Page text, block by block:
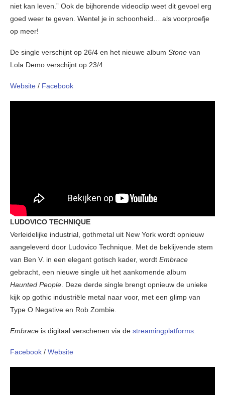
niet kan leven.” Ook de bijhorende videoclip weet dit gevoel erg
goed weer te geven. Wentel je in schoonheid… als voorproefje
op meer!
De single verschijnt op 26/4 en het nieuwe album Stone van
Lola Demo verschijnt op 23/4.
Website / Facebook
LUDOVICO TECHNIQUE
Verleidelijke industrial, gothmetal uit New York wordt opnieuw
aangeleverd door Ludovico Technique. Met de beklijvende stem
van Ben V. in een elegant gotisch kader, wordt Embrace
gebracht, een nieuwe single uit het aankomende album
Haunted People. Deze derde single brengt opnieuw de unieke
kijk op gothic industriële metal naar voor, met een glimp van
Type O Negative en Rob Zombie.
Embrace is digitaal verschenen via de streamingplatforms.
Facebook / Website